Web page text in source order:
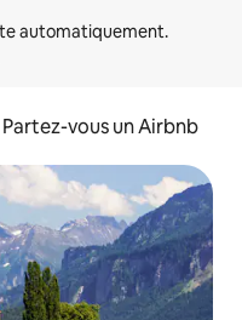
Partez-vous un Airbnb